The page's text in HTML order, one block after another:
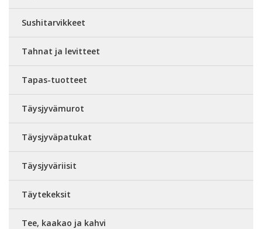
Sushitarvikkeet
Tahnat ja levitteet
Tapas-tuotteet
Täysjyvämurot
Täysjyväpatukat
Täysjyväriisit
Täytekeksit
Tee, kaakao ja kahvi